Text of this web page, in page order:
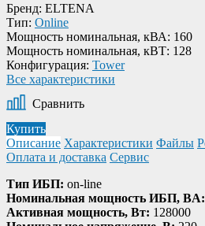
Бренд: ELTENA
Тип: Online
Мощность номинальная, кВА: 160
Мощность номинальная, кВТ: 128
Конфигурация: Tower
Все характеристики
Сравнить
Купить
Описание Характеристики Файлы
Оплата и доставка Сервис
Тип ИБП: on-line
Номинальная мощность ИБП, BA:
Активная мощность, Bт: 128000